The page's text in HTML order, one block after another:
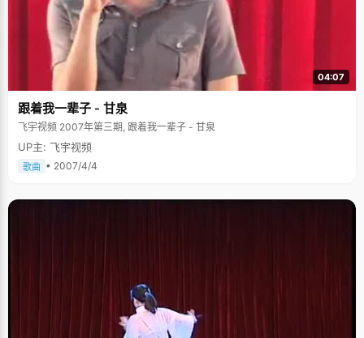
04:07
跟着我一辈子 - 甘泉
飞宇视频 2007年第三期, 跟着我一辈子 - 甘泉
UP主: 飞宇视频
歌曲 • 2007/4/4